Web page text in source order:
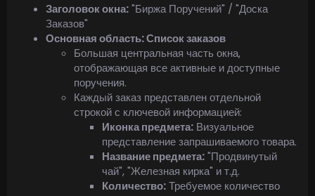
Заголовок окна:"Биржа Поручений" / "Доска
Заказов"
Основная область: Список заказов
Большая центральная часть окна,
отображающая все активные и доступные
поручения.
Каждый заказ представлен отдельной
строкой с ключевой информацией:
Иконка предмета: Визуальное
представление запрашиваемого товара.
Название предмета:"Продвинутый
чай", "Железная кирка" и т.д.
Количество:Требуемое количество